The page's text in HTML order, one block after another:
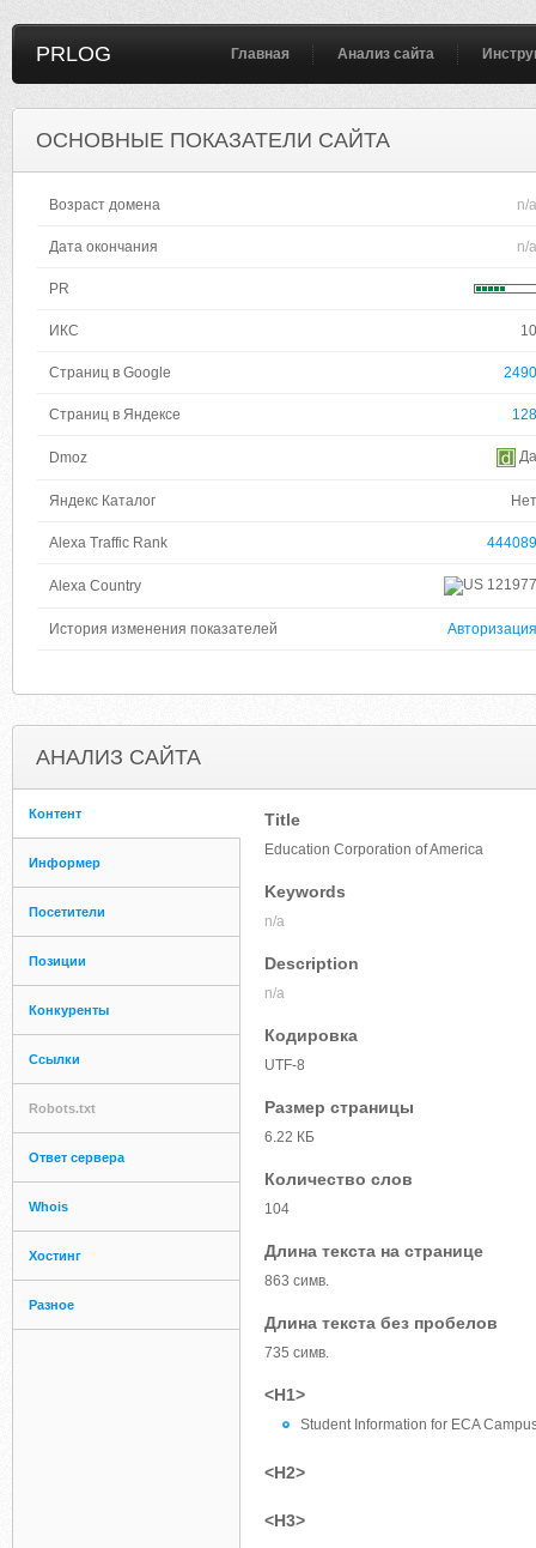
PRLOG Главная Анализ сайта
ОСНОВНЫЕ ПОКАЗАТЕЛИ САЙТА
Возраст домена n/a
Дата окончания n/a
PR
ИКС 10
Страниц в Google 2490
Страниц в Яндексе 128
Dmoz Да
Яндекс Каталог Нет
Alexa Traffic Rank 444089
Alexa Country 121977
История изменения показателей Авторизация
АНАЛИЗ САЙТА
Контент
Информер
Посетители
Позиции
Конкуренты
Ссылки
Robots.txt
Ответ сервера
Whois
Хостинг
Разное
Title
Education Corporation of America
Keywords
n/a
Description
n/a
Кодировка
UTF-8
Размер страницы
6.22 КБ
Количество слов
104
Длина текста на странице
863 симв.
Длина текста без пробелов
735 симв.
<H1>
Student Information for ECA
<H2>
<H3>